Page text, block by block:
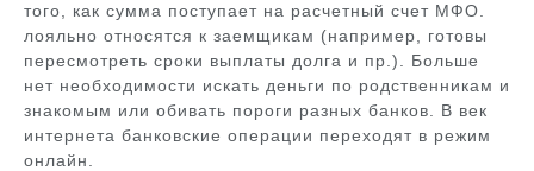
того, как сумма поступает на расчетный счет МФО.
лояльно относятся к заемщикам (например, готовы
пересмотреть сроки выплаты долга и пр.). Больше
нет необходимости искать деньги по родственникам и
знакомым или обивать пороги разных банков. В век
интернета банковские операции переходят в режим
онлайн.